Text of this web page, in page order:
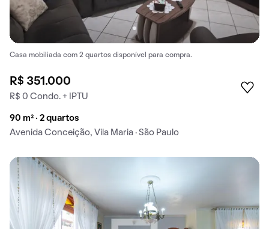
Casa mobiliada com 2 quartos disponível para compra.
R$ 351.000
R$ 0 Condo. + IPTU
90 m² · 2 quartos
Avenida Conceição, Vila Maria · São Paulo